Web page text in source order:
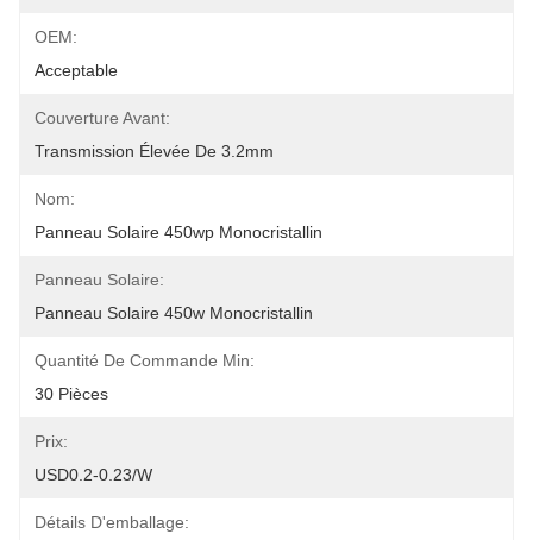
OEM:
Acceptable
Couverture Avant:
Transmission Élevée De 3.2mm
Nom:
Panneau Solaire 450wp Monocristallin
Panneau Solaire:
Panneau Solaire 450w Monocristallin
Quantité De Commande Min:
30 Pièces
Prix:
USD0.2-0.23/w
Détails D'emballage: